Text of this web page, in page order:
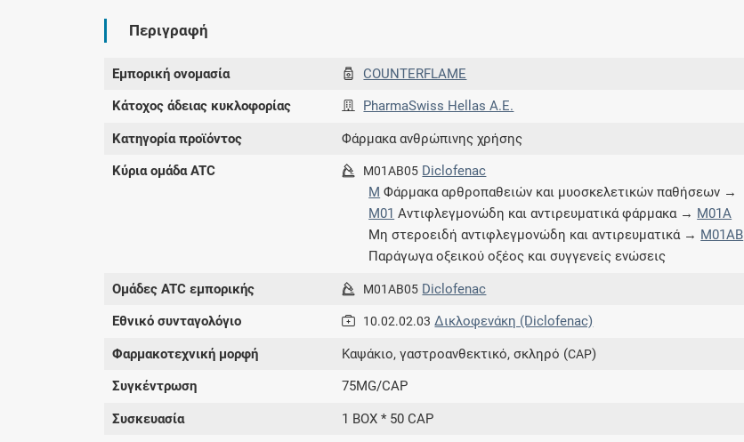
επιπλέον παροχές των συνδρομητικών
Ενδείξεις και αγωγές
Βρείτε θεραπευτικές ενδείξεις και αγωγές για
νόσους, συμπτώματα και ιατρικές πράξεις
Μοιραζόμαστε μαζί σας γεγονότα της
Περιγραφή
Εμπορική ονομασία COUNTERFLAME
Κάτοχος άδειας κυκλοφορίας PharmaSwiss Hellas A.E.
Κατηγορία προϊόντος Φάρμακα ανθρώπινης χρήσης
Κύρια ομάδα ATC M01AB05 Diclofenac
M Φάρμακα αρθροπαθειών και μυοσκελετικών παθήσεων →
M01 Αντιφλεγμονώδη και αντιρευματικά φάρμακα → M01A
Μη στεροειδή αντιφλεγμονώδη και αντιρευματικά → M01AB
Παράγωγα οξεικού οξέος και συγγενείς ενώσεις
Ομάδες ATC εμπορικής M01AB05 Diclofenac
Εθνικό συνταγολόγιο 10.02.02.03 Δικλοφενάκη (Diclofenac)
Φαρμακοτεχνική μορφή Καψάκιο, γαστροανθεκτικό, σκληρό (CAP)
Συγκέντρωση 75MG/CAP
Συσκευασία 1 BOX * 50 CAP